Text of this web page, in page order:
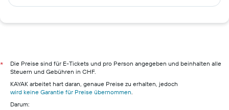
Hotels in Bishop
Hotels in Zürich
Hotels in Monthey
Hotels in Luzern
Hotels in Lugano
*
Die Preise sind für E-Tickets und pro Person angegeben und beinhalten alle
Steuern und Gebühren in CHF.
KAYAK arbeitet hart daran, genaue Preise zu erhalten, jedoch
wird keine Garantie für Preise übernommen.
Darum: